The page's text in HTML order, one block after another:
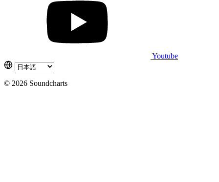
Youtube
© 2026 Soundcharts